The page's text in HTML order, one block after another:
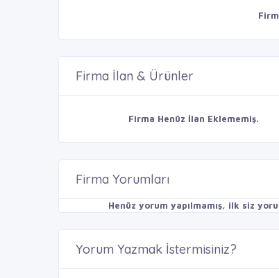
Firma İlan & Ürünler
Firma Henüz İlan Eklememiş.
Firma Yorumları
Henüz yorum yapılmamış, ilk siz
Yorum Yazmak İstermisiniz?